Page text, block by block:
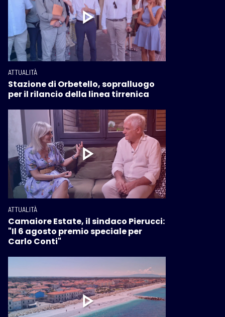
ATTUALITÀ
Stazione di Orbetello, sopralluogo
per il rilancio della linea tirrenica
ATTUALITÀ
Camaiore Estate, il sindaco Pierucci:
"Il 6 agosto premio speciale per
Carlo Conti"